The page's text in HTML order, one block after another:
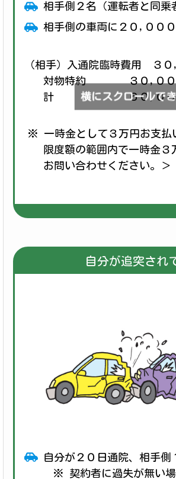
相手側２名（運転者と同乗
相手側の車両に２０,００
（相手）入通院臨時費用 ３
対物特約 ３０,００
計 ６０,０００円を
※ 一時金として３万円お支払
限度額の範囲内で一時金
お問い合わせください。＞
横にスクロールでき
自分が追突され
自分が２０日通院、相手側
※ 契約者に過失が無い